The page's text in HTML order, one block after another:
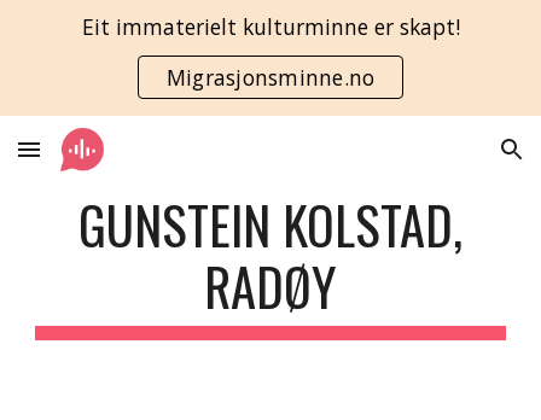
Skip to navigation
Eit immaterielt kulturminne er skapt!
Migrasjonsminne.no
GUNSTEIN KOLSTAD,
RADØY